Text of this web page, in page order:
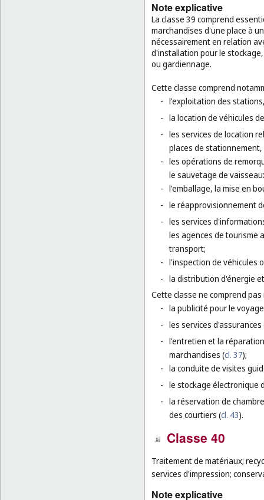
Note explicative
La classe 39 comprend
marchandises d'une place à
nécessairement en relation
d'installation pour le
ou gardiennage.
Cette classe comprend
- l'exploitation des
- la location de véhicules
- les services de location
places de
- les opérations de
le sauvetage de
- l'emballage, la mise en
- le réapprovisionnement
- les services
les agences de tourisme
transport;
- l'inspection de véhicules
- la distribution d'énergie
Cette classe ne comprend
- la publicité pour le
- les services
- l'entretien et la
marchandises (cl. 37);
- la conduite de visites
- le stockage électronique
- la réservation de
des courtiers (cl. 43).
Classe 40
Traitement de matériaux;
services d'impression;
Note explicative